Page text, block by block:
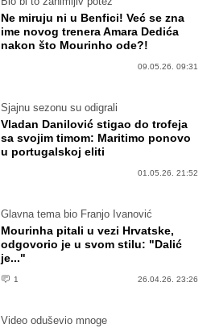
Ne miruju ni u Benfici! Već se zna
ime novog trenera Amara Dedića
nakon što Mourinho ode?!
09.05.26. 09:31
Sjajnu sezonu su odigrali
Vladan Danilović stigao do trofeja
sa svojim timom: Maritimo ponovo
u portugalskoj eliti
01.05.26. 21:52
Glavna tema bio Franjo Ivanović
Mourinha pitali u vezi Hrvatske,
odgovorio je u svom stilu: "Dalić
je..."
1 26.04.26. 23:26
Video oduševio mnoge